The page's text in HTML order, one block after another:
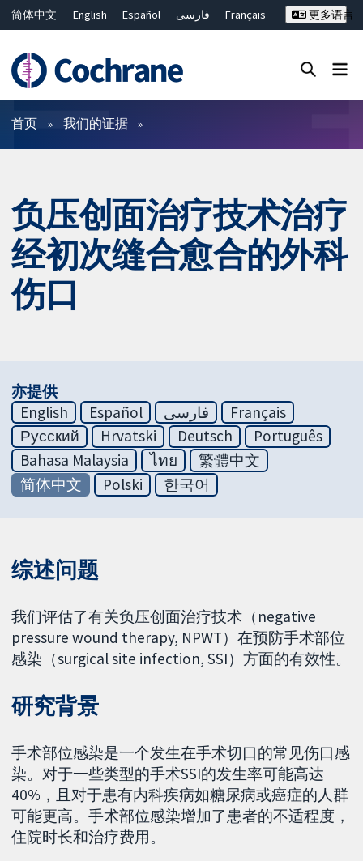
简体中文 English Español فارسی
Français
ไทย
繁體中文
更多语言
过滤
首页 我们的证据
负压创面治疗技术治疗
经初次缝合愈合的外科
伤口
亦提供
English
Español فارسی
Français
Русский
Hrvatski Deutsch
Português
Bahasa Malaysia
ไทย
繁體中文
简体中文
Polski 한국어
综述问题
我们评估了有关负压创面治疗技术（negative
pressure wound therapy, NPWT）在预防手术部位
感染（surgical site infection, SSI）方面的有效性。
研究背景
手术部位感染是一个发生在手术切口的常见伤口感
染。对于一些类型的手术SSI的发生率可能高达
40%，且对于患有内科疾病如糖尿病或癌症的人群
可能更高。手术部位感染增加了患者的不适程度，
住院时长和治疗费用。